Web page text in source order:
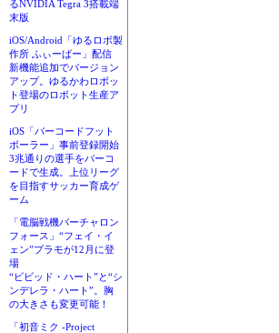
るNVIDIA Tegra 3搭載端
末版
iOS/Android「ゆるロボ製
作所 ふぃーばー」配信
新機能追加でバージョン
アップ。ゆるかわロボッ
ト登場のロボット生産ア
プリ
iOS「バーコードフット
ボーラー」事前登録開始
3兆通りの選手をバーコ
ードで生成。上位リーグ
を目指すサッカー育成ゲ
ーム
「電脳戦機バーチャロン
フォース」“フェイ・イ
ェン”プラモが12月に登
場
“ビビッド・ハート”と“シ
ンデレラ・ハート”。胸
の大きさも変更可能！
「初音ミク -Project